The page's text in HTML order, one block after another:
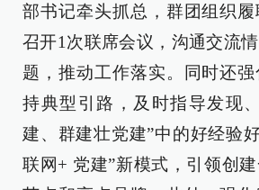
部书记牵头抓总，群团组织
召开1次联席会议，沟通交流
题，推动工作落实。同时还
持典型引路，及时指导发现
建、群建壮党建”中的好经验
联网+ 党建”新模式，引领创